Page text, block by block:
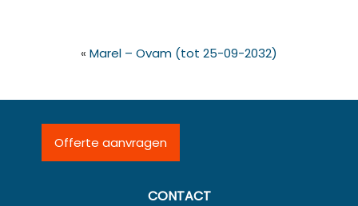
« Marel – Ovam (tot 25-09-2032)
Offerte aanvragen
CONTACT